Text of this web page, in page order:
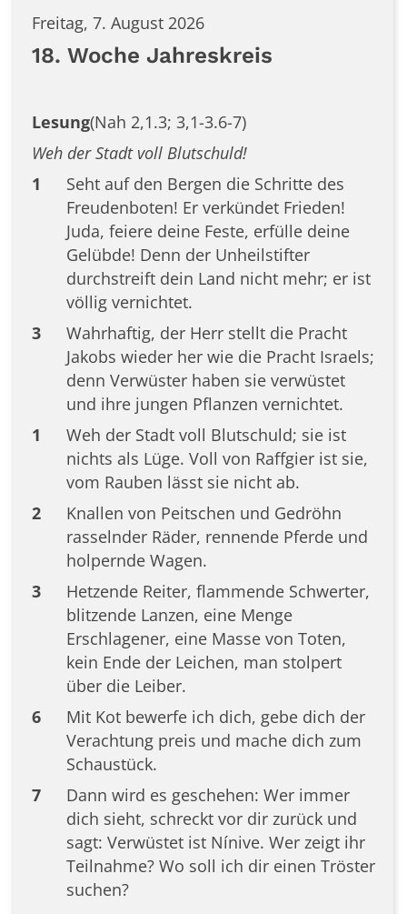
Freitag, 7. August 2026
18. Woche Jahreskreis
Lesung(Nah 2,1.3; 3,1-3.6-7)
Weh der Stadt voll Blutschuld!
1
Seht auf den Bergen die Schritte des
Freudenboten! Er verkündet Frieden!
Juda, feiere deine Feste, erfülle deine
Gelübde! Denn der Unheilstifter
durchstreift dein Land nicht mehr; er ist
völlig vernichtet.
3
Wahrhaftig, der Herr stellt die Pracht
Jakobs wieder her wie die Pracht Israels;
denn Verwüster haben sie verwüstet
und ihre jungen Pflanzen vernichtet.
1
Weh der Stadt voll Blutschuld; sie ist
nichts als Lüge. Voll von Raffgier ist sie,
vom Rauben lässt sie nicht ab.
2
Knallen von Peitschen und Gedröhn
rasselnder Räder, rennende Pferde und
holpernde Wagen.
3
Hetzende Reiter, flammende Schwerter,
blitzende Lanzen, eine Menge
Erschlagener, eine Masse von Toten,
kein Ende der Leichen, man stolpert
über die Leiber.
6
Mit Kot bewerfe ich dich, gebe dich der
Verachtung preis und mache dich zum
Schaustück.
7
Dann wird es geschehen: Wer immer
dich sieht, schreckt vor dir zurück und
sagt: Verwüstet ist Nínive. Wer zeigt ihr
Teilnahme? Wo soll ich dir einen Tröster
suchen?